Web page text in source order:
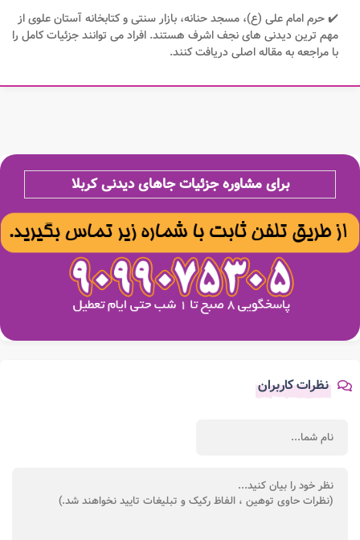
✔️ حرم امام علی (ع)، مسجد حنانه، بازار سنتی و کتابخانه آستان علوی از
مهم ترین دیدنی های نجف اشرف هستند. افراد می توانند جزئیات کامل را
با مراجعه به مقاله اصلی دریافت کنند.
برای مشاوره جزئیات جاهای دیدنی کربلا
نظرات کاربران